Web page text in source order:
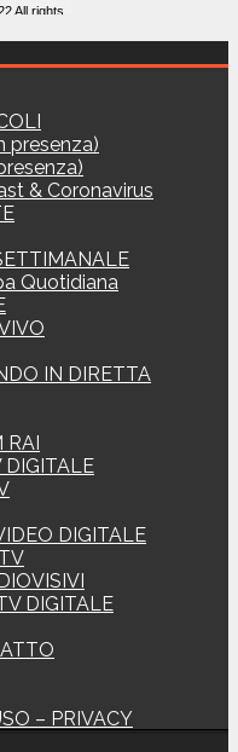
presenza)
& Coronavirus
Quotidiana
IN DIRETTA
RAI
DIGITALE
DIGITALE
DIGITALE
– PRIVACY